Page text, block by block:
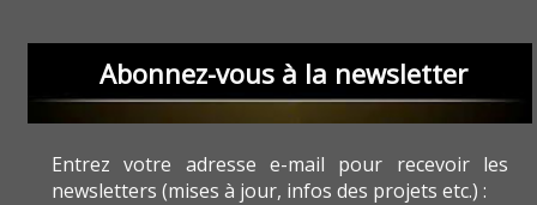
Abonnez-vous à la newsletter
Entrez votre adresse e-mail pour recevoir les
newsletters (mises à jour, infos des projets etc.) :